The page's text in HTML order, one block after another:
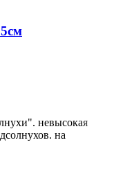
невысокая
на